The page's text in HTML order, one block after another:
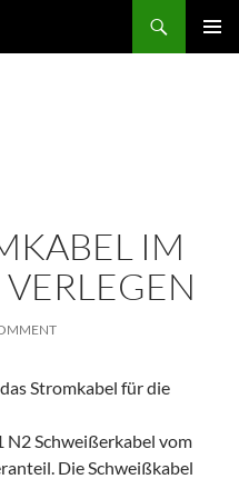
IM
Stromkabel für die
N2 Schweißerkabel vom
Die Schweißkabel